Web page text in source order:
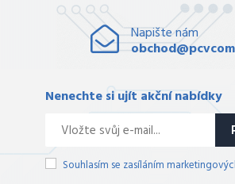
Napište nám
Nenechte si ujít akční nabídky
Souhlasím se zasíláním